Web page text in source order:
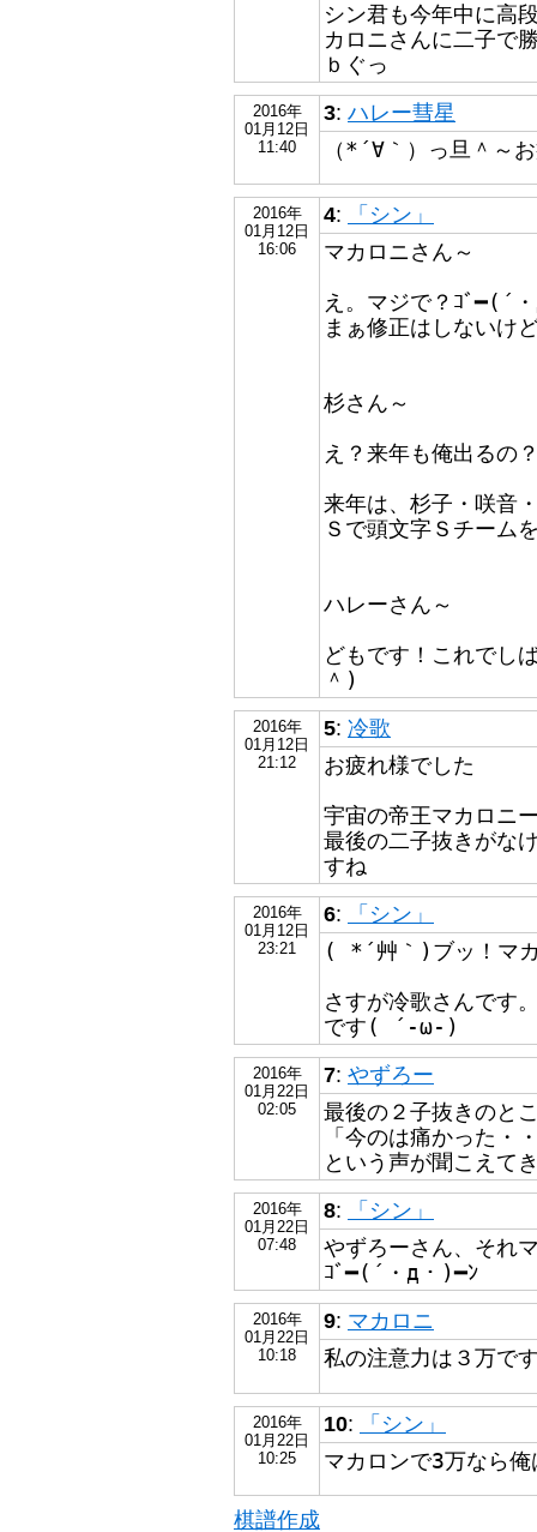
シン君も今年中に高
カロニさんに二子で
ｂぐっ
2016年
01月12日
11:40
3: ハレー彗星
（*´∀｀）っ旦＾～
2016年
01月12日
16:06
4: 「シン」
マカロニさん～
え。マジで？ｺﾞ━(´
まぁ修正はしない
杉さん～
え？来年も俺出るの
来年は、杉子・咲音
Ｓで頭文字Ｓチーム
ハレーさん～
どもです！これでし
＾)
2016年
01月12日
21:12
5: 冷歌
お疲れ様でした
宇宙の帝王マカロニ
最後の二子抜きがな
すね
2016年
01月12日
23:21
6: 「シン」
( *´艸｀)ブッ！マカ
さすが冷歌さんです
です( ´-ω-)
2016年
01月22日
02:05
7: やずろー
最後の２子抜きのと
「今のは痛かった・
という声が聞こえて
2016年
01月22日
07:48
8: 「シン」
やずろーさん、それ
ｺﾞ━(´・д・)━ﾝ
2016年
01月22日
10:18
9: マカロニ
私の注意力は３万で
2016年
01月22日
10:25
10: 「シン」
マカロンで3万なら
棋譜作成